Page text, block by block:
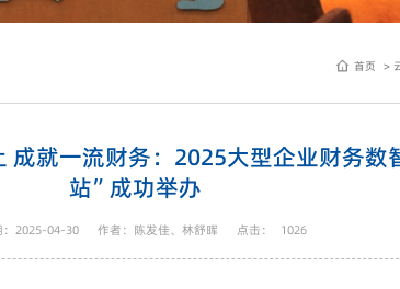
首页
就一流财务：2025大型企业财务数
站”成功举办
：2025-04-30 作者：陈发佳、林舒晖 点击： 1026